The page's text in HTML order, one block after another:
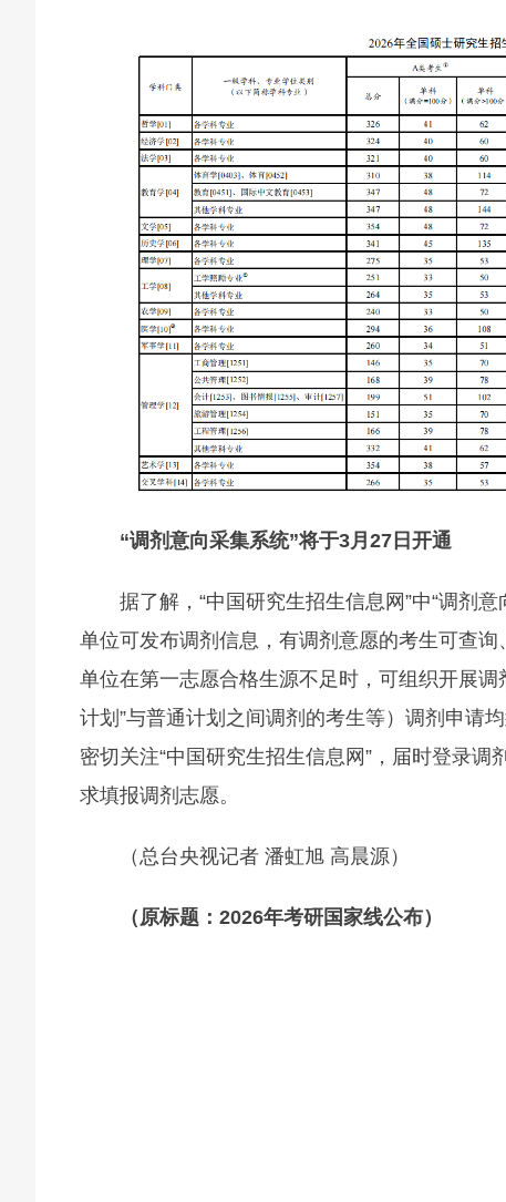
“调剂意向采集系统”将于3月27日开通
据了解，“中国研究生招生信息网”中“调剂
单位可发布调剂信息，有调剂意愿的考生可查
单位在第一志愿合格生源不足时，可组织开展
计划”与普通计划之间调剂的考生等）调剂申请
密切关注“中国研究生招生信息网”，届时登录
求填报调剂志愿。
（总台央视记者 潘虹旭 高晨源）
（原标题：2026年考研国家线公布）